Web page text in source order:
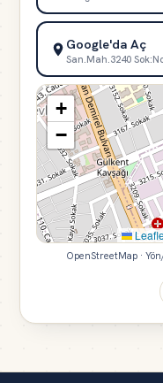
Google'da Aç
San.Mah.3240
+
−
OpenStreetMap ·